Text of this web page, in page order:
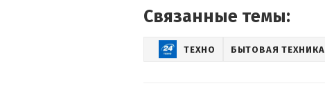
Связанные темы:
ТЕХНО БЫТОВАЯ ТЕХНИКА